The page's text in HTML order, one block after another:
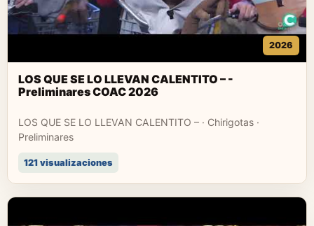
2026
LOS QUE SE LO LLEVAN CALENTITO – -
Preliminares COAC 2026
LOS QUE SE LO LLEVAN CALENTITO – · Chirigotas ·
Preliminares
121 visualizaciones